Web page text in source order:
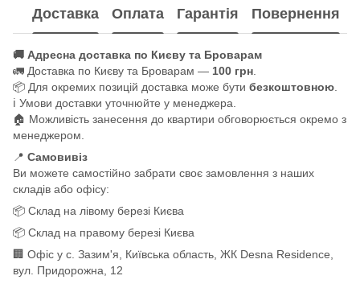
Доставка Оплата Гарантія Повернення
🚚 Адресна доставка по Києву та Броварам
🚛 Доставка по Києву та Броварам — 100 грн
📦 Для окремих позицій доставка може бути безкоштовною
ℹ️ Умови доставки уточнюйте у менеджера.
🏠 Можливість занесення до квартири обговорюється окремо з
менеджером.
📍 Самовивіз
Ви можете самостійно забрати своє замовлення з наших
складів або офісу:
📦 Склад на лівому березі Києва
📦 Склад на правому березі Києва
🏢 Офіс у с. Зазим'я, Київська область, ЖК Desna Residence,
вул. Придорожна, 12